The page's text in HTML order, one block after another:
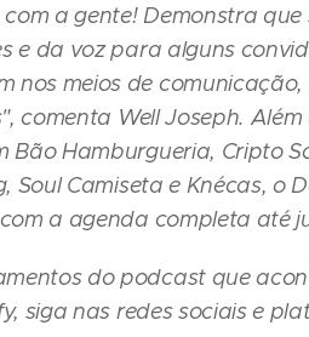
a gente! Demonstra
e da voz para alguns
nos meios de comunicação,
comenta Well Joseph.
Hamburgueria, Cripto
Soul Camiseta e Knécas, o
a agenda completa até
do podcast que
siga nas redes sociais e